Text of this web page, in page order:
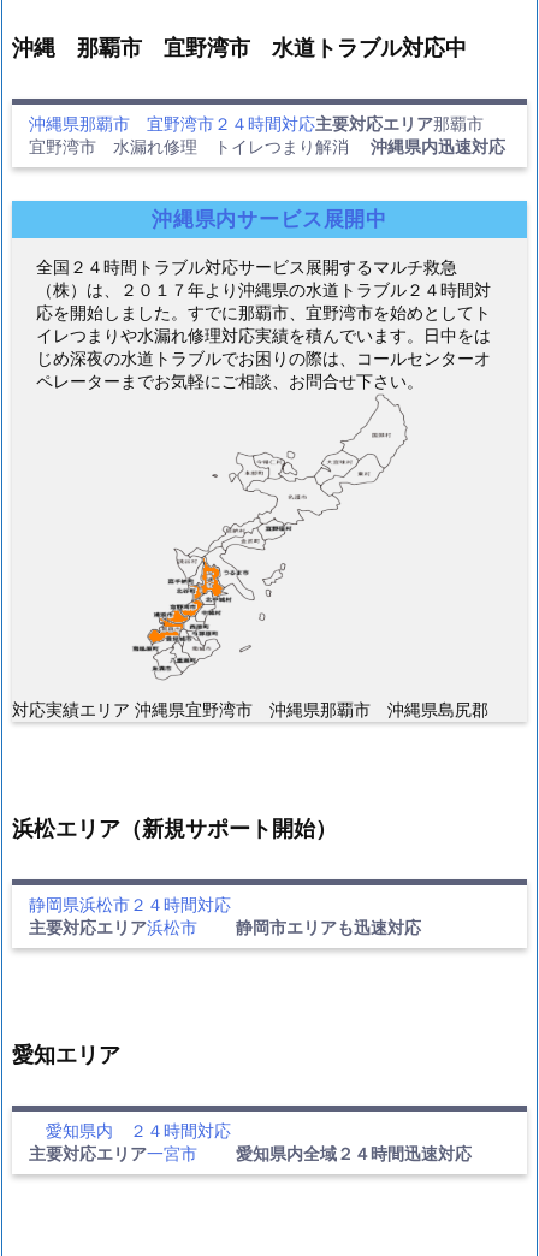
沖縄 那覇市 宜野湾市 水道トラブル対応中
沖縄県那覇市 宜野湾市２４時間対応主要対応エリア那覇市
宜野湾市 水漏れ修理 トイレつまり解消 沖縄県内迅速対応
沖縄県内サービス展開中
全国２４時間トラブル対応サービス展開するマルチ救急
（株）は、２０１７年より沖縄県の水道トラブル２４時間対
応を開始しました。すでに那覇市、宜野湾市を始めとしてト
イレつまりや水漏れ修理対応実績を積んでいます。日中をは
じめ深夜の水道トラブルでお困りの際は、コールセンターオ
ペレーターまでお気軽にご相談、お問合せ下さい。
対応実績エリア 沖縄県宜野湾市 沖縄県那覇市 沖縄県島尻郡
浜松エリア（新規サポート開始）
静岡県浜松市２４時間対応
主要対応エリア浜松市 静岡市エリアも迅速対応
愛知エリア
愛知県内 ２４時間対応
主要対応エリア一宮市 愛知県内全域２４時間迅速対応